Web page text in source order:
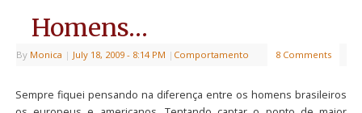
Homens…
By Monica | July 18, 2009 - 8:14 PM | Comportamento 8 Comments
Sempre fiquei pensando na diferença entre os homens brasileiros